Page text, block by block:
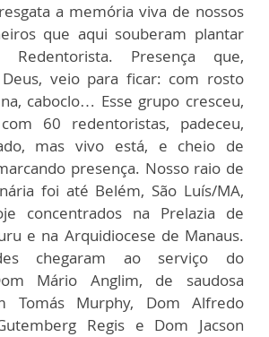
a memória viva de nossos
que aqui souberam plantar
Redentorista. Presença que,
veio para ficar: com rosto
caboclo… Esse grupo cresceu,
60 redentoristas, padeceu,
mas vivo está, e cheio de
presença. Nosso raio de
foi até Belém, São Luís/MA,
concentrados na Prelazia de
e na Arquidiocese de Manaus.
chegaram ao serviço do
Mário Anglim, de saudosa
Tomás Murphy, Dom Alfredo
Regis e Dom Jacson